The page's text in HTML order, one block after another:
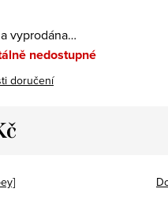
vyprodána…
nedostupné
doručení